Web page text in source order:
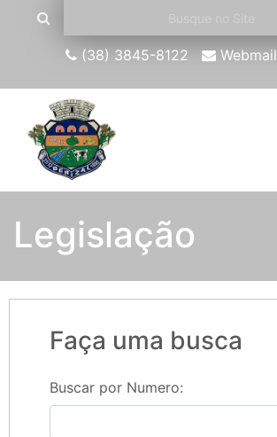
(38) 3845-8122 Webmail
Legislação
Faça uma busca
Buscar por Numero: